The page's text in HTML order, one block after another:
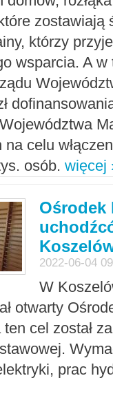
zostawiają
którzy
wsparcia. A w
na celu
osób. więcej
Ośrodek
2022-06-04
W
otwarty
cel został
prac